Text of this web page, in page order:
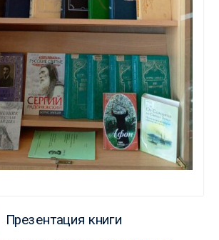
запись:
Презентация книги